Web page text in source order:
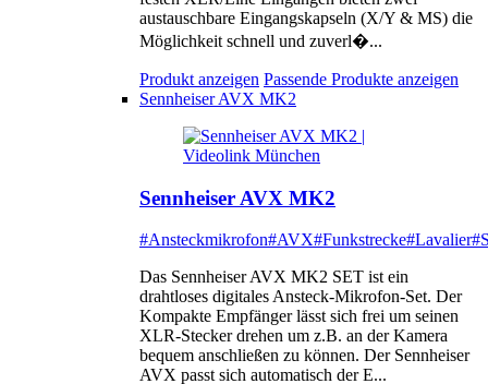
austauschbare Eingangskapseln (X/Y & MS) die
Möglichkeit schnell und zuverl�...
Produkt anzeigen Passende Produkte anzeigen
Sennheiser AVX MK2
Sennheiser AVX MK2
#Ansteckmikrofon#AVX#Funkstrecke#Lavalier
Das Sennheiser AVX MK2 SET ist ein
drahtloses digitales Ansteck-Mikrofon-Set. Der
Kompakte Empfänger lässt sich frei um seinen
XLR-Stecker drehen um z.B. an der Kamera
bequem anschließen zu können. Der Sennheiser
AVX passt sich automatisch der E...